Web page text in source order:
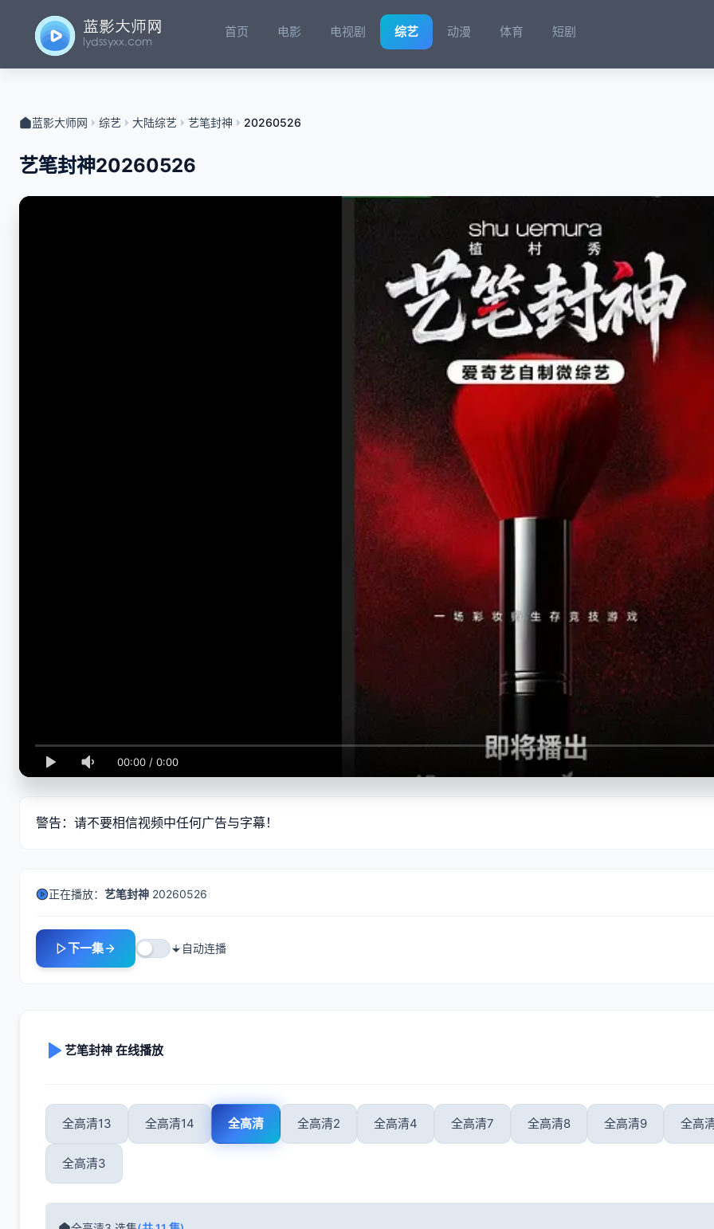
首页 电影 电视剧 综艺 动漫 体育 短剧
蓝影大师网 综艺 大陆综艺 艺笔封神 20260526
艺笔封神20260526
00:00 / 0:00
警告：请不要相信视频中任何广告与字幕！
正在播放： 艺笔封神 20260526
下一集 自动连播
艺笔封神 在线播放
全高清13 全高清14 全高清 全高清2 全高清4 全高清7 全高清8 全高清9 全高
全高清3